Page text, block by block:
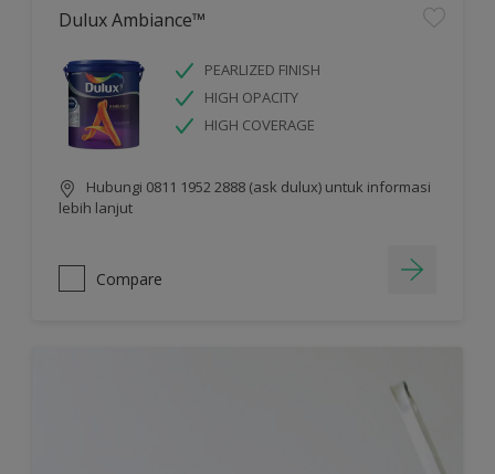
Dulux Ambiance™
PEARLIZED FINISH
HIGH OPACITY
HIGH COVERAGE
Hubungi 0811 1952 2888 (ask dulux) untuk informasi
lebih lanjut
Compare